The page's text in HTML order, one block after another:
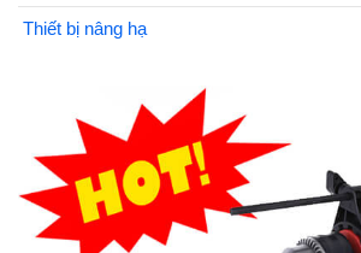
Thiết bị nâng hạ